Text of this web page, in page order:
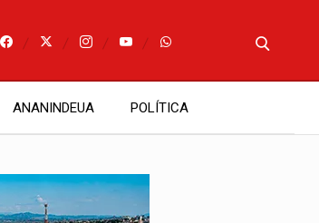
ANANINDEUA POLÍTICA